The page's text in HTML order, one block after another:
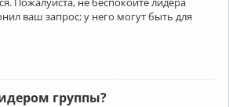
ваш запрос; у него могут быть для
группы?